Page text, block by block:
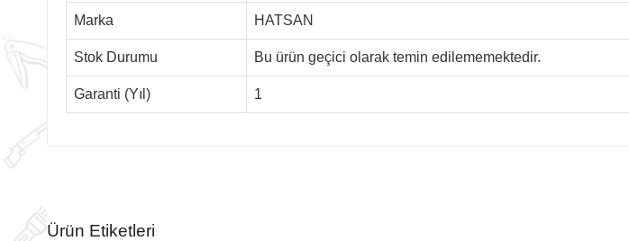
Marka HATSAN
Stok Durumu Bu ürün geçici olarak temin edilememektedir.
Garanti (Yıl) 1
Ürün Etiketleri